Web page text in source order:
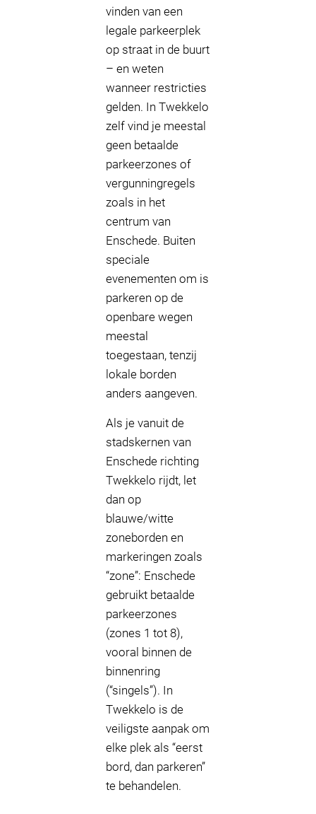
vinden van een
legale parkeerplek
op straat in de buurt
– en weten
wanneer restricties
gelden. In Twekkelo
zelf vind je meestal
geen betaalde
parkeerzones of
vergunningregels
zoals in het
centrum van
Enschede. Buiten
speciale
evenementen om is
parkeren op de
openbare wegen
meestal
toegestaan, tenzij
lokale borden
anders aangeven.
Als je vanuit de
stadskernen van
Enschede richting
Twekkelo rijdt, let
dan op
blauwe/witte
zoneborden en
markeringen zoals
“zone”: Enschede
gebruikt betaalde
parkeerzones
(zones 1 tot 8),
vooral binnen de
binnenring
(“singels”). In
Twekkelo is de
veiligste aanpak om
elke plek als “eerst
bord, dan parkeren”
te behandelen.